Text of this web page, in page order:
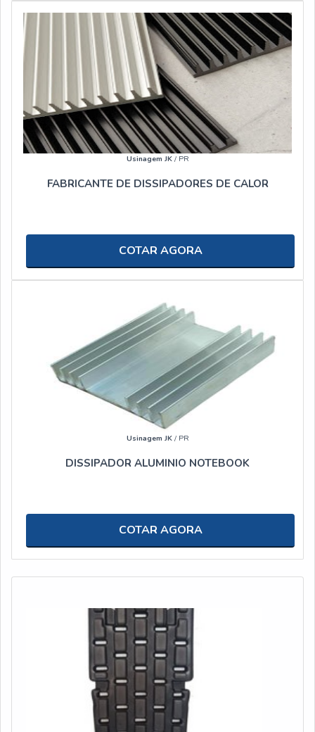
Usinagem JK/ PR
FABRICANTE DE DISSIPADORES DE CALOR
COTAR AGORA
Usinagem JK/ PR
DISSIPADOR ALUMINIO NOTEBOOK
COTAR AGORA